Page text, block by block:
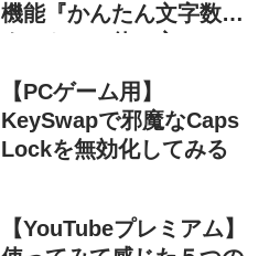
機能『かんたん文字数カ
【PCゲーム用】
KeySwapで邪魔なCaps
Lockを無効化してみる
【YouTubeプレミアム】